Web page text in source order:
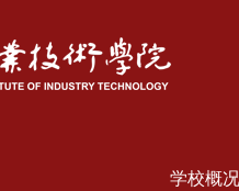
学校概况